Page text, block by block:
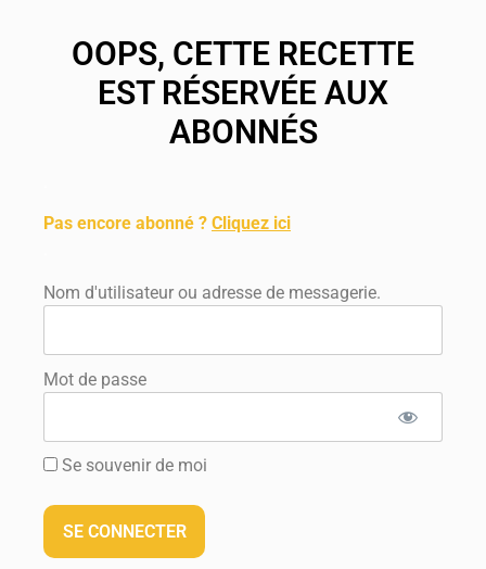
OOPS, CETTE RECETTE
EST RÉSERVÉE AUX
ABONNÉS
Pas encore abonné ? Cliquez ici
Nom d'utilisateur ou adresse de messagerie.
Mot de passe
Se souvenir de moi